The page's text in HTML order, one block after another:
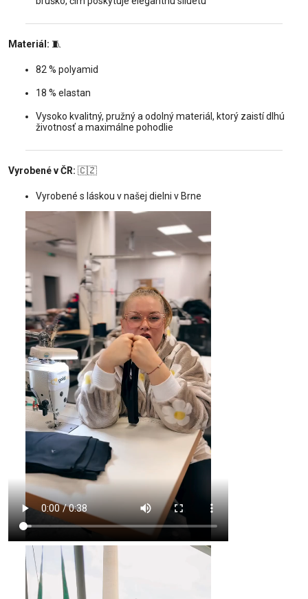
Materiál: 🧵
82 % polyamid
18 % elastan
Vysoko kvalitný, pružný a odolný materiál, ktorý zaistí dlhú
životnosť a maximálne pohodlie
Vyrobené v ČR: 🇨🇿
Vyrobené s láskou v našej dielni v Brne